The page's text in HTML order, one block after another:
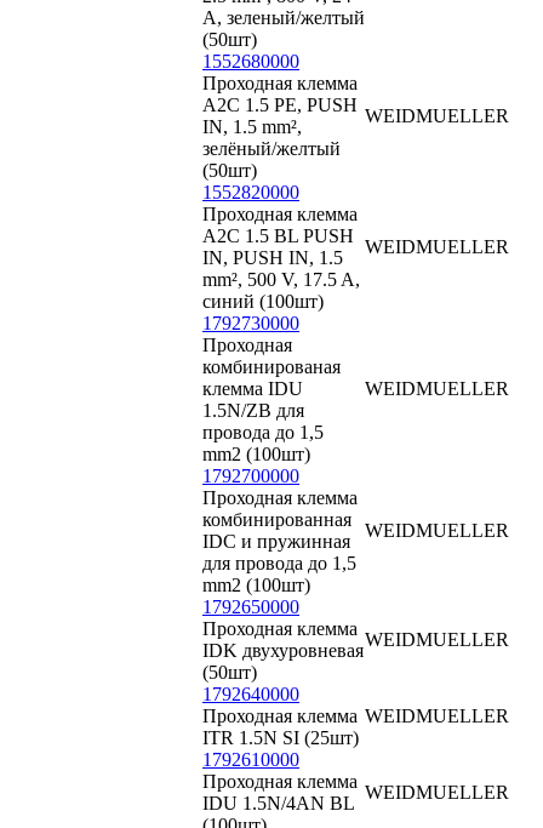
A, зеленый/желтый
(50шт)
1552680000
Проходная клемма
A2C 1.5 PE, PUSH
IN, 1.5 mm²,
зелёный/желтый
(50шт)
WEIDMUELLER
1552820000
Проходная клемма
A2C 1.5 BL PUSH
IN, PUSH IN, 1.5
mm², 500 V, 17.5 A,
синий (100шт)
WEIDMUELLER
1792730000
Проходная
комбинированая
клемма IDU
1.5N/ZB для
провода до 1,5
mm2 (100шт)
WEIDMUELLER
1792700000
Проходная клемма
комбинированная
IDC и пружинная
для провода до 1,5
mm2 (100шт)
WEIDMUELLER
1792650000
Проходная клемма
IDK двухуровневая
(50шт)
WEIDMUELLER
1792640000
Проходная клемма
ITR 1.5N SI (25шт)
WEIDMUELLER
1792610000
Проходная клемма
IDU 1.5N/4AN BL
WEIDMUELLER